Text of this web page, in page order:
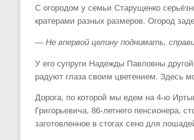
С огородом у семьи Старущенко
кратерами разных размеров. Огород
— Не впервой целину поднимать,
У его супруги Надежды Павловны
радуют глаза своим цветением. Здесь
Дорога, по которой мы едем на 4-ю
Григорьевича, 86-летнего пенсионера,
заготовленное в стогах сено для